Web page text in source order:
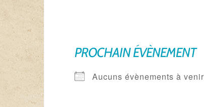
PROCHAIN ÉVÈNEMENT
Aucuns évènements à venir